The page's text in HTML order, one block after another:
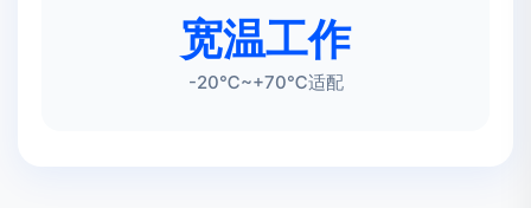
宽温工作
-20℃~+70℃适配